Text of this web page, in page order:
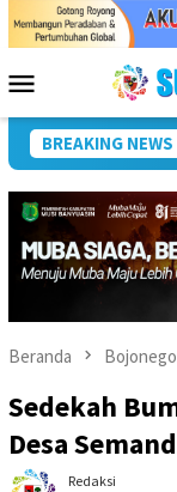
Menu
Mobile
BREAKING NEWS
SPBE
Beranda
Sedekah
Desa
Redaksi